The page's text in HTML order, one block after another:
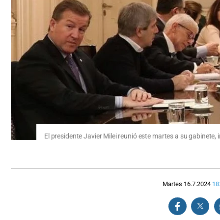
El presidente Javier Milei reunió este martes a su
Martes 16.7.2024